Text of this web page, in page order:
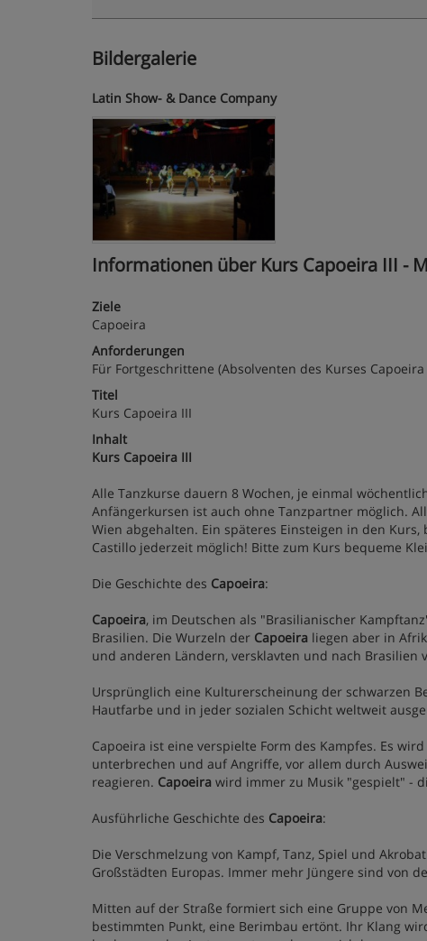
Bildergalerie
Latin Show- & Dance Company
Informationen über Kurs Capoeira III -
Ziele
Capoeira
Anforderungen
Für Fortgeschrittene (Absolventen des Kurses Capoeira
Titel
Kurs Capoeira III
Inhalt
Kurs Capoeira III
Alle Tanzkurse dauern 8 Wochen, je einmal
Anfängerkursen ist auch ohne Tanzpartner möglich.
Wien abgehalten. Ein späteres Einsteigen in den
Castillo jederzeit möglich! Bitte zum Kurs bequeme
Die Geschichte des Capoeira:
Capoeira, im Deutschen als "Brasilianischer
Brasilien. Die Wurzeln der Capoeira liegen aber in
und anderen Ländern, versklavten und nach
Ursprünglich eine Kulturerscheinung der schwarzen
Hautfarbe und in jeder sozialen Schicht weltweit
Capoeira ist eine verspielte Form des Kampfes. Es
unterbrechen und auf Angriffe, vor allem durch
reagieren. Capoeira wird immer zu Musik "gespielt" -
Ausführliche Geschichte des Capoeira:
Die Verschmelzung von Kampf, Tanz, Spiel und
Großstädten Europas. Immer mehr Jüngere sind von
Mitten auf der Straße formiert sich eine Gruppe von
bestimmten Punkt, eine Berimbau ertönt. Ihr Klang